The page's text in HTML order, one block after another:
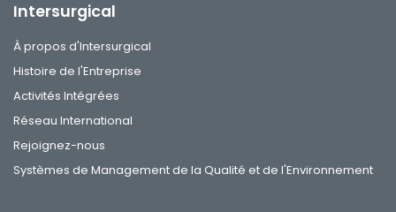
Intersurgical
À propos d'Intersurgical
Histoire de l'Entreprise
Activités Intégrées
Réseau International
Rejoignez-nous
Systèmes de Management de la Qualité et de l'Environnement